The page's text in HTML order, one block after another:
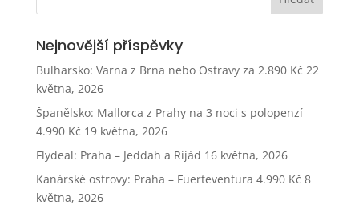
Nejnovější příspěvky
Bulharsko: Varna z Brna nebo Ostravy za 2.890 Kč 22
května, 2026
Španělsko: Mallorca z Prahy na 3 noci s polopenzí
4.990 Kč 19 května, 2026
Flydeal: Praha – Jeddah a Rijád 16 května, 2026
Kanárské ostrovy: Praha – Fuerteventura 4.990 Kč 8
května, 2026